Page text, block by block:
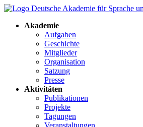
Akademie
Aufgaben
Geschichte
Mitglieder
Organisation
Satzung
Presse
Aktivitäten
Publikationen
Projekte
Tagungen
Veranstaltungen